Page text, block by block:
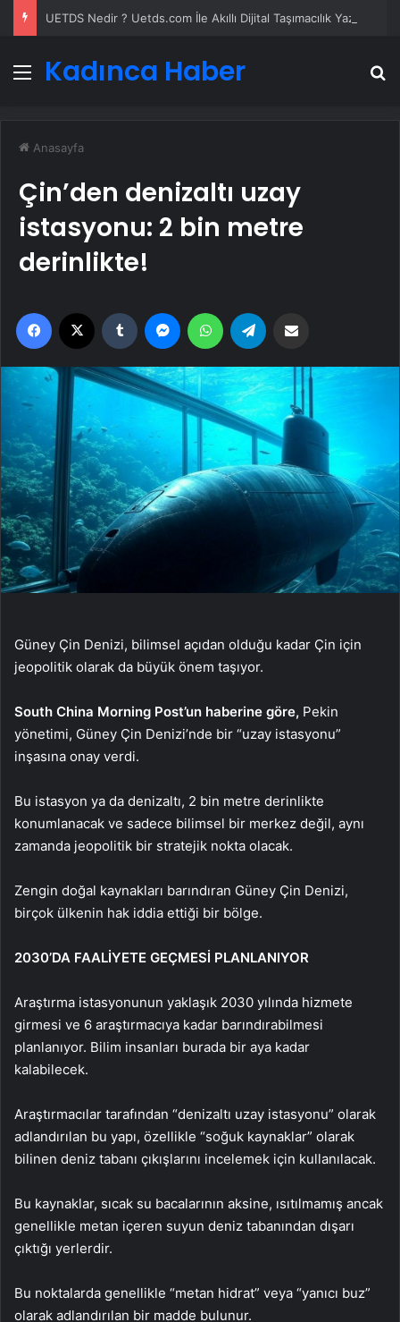
Menü
Kadınca Haber
Anasayfa
Çin’den denizaltı uzay
istasyonu: 2 bin metre
derinlikte!
Facebook Tumblr MessengerWhatsApp
Güney Çin Denizi, bilimsel açıdan olduğu kadar Çin için
jeopolitik olarak da büyük önem taşıyor.
South China Morning Post’un haberine göre, Pekin
yönetimi, Güney Çin Denizi’nde bir “uzay istasyonu”
inşasına onay verdi.
Bu istasyon ya da denizaltı, 2 bin metre derinlikte
konumlanacak ve sadece bilimsel bir merkez değil, aynı
zamanda jeopolitik bir stratejik nokta olacak.
Zengin doğal kaynakları barındıran Güney Çin Denizi,
birçok ülkenin hak iddia ettiği bir bölge.
2030’DA FAALİYETE GEÇMESİ PLANLANIYOR
Araştırma istasyonunun yaklaşık 2030 yılında hizmete
girmesi ve 6 araştırmacıya kadar barındırabilmesi
planlanıyor. Bilim insanları burada bir aya kadar
kalabilecek.
Araştırmacılar tarafından “denizaltı uzay istasyonu” olarak
adlandırılan bu yapı, özellikle “soğuk kaynaklar” olarak
bilinen deniz tabanı çıkışlarını incelemek için kullanılacak.
Bu kaynaklar, sıcak su bacalarının aksine, ısıtılmamış ancak
genellikle metan içeren suyun deniz tabanından dışarı
çıktığı yerlerdir.
Bu noktalarda genellikle “metan hidrat” veya “yanıcı buz”
olarak adlandırılan bir madde bulunur.